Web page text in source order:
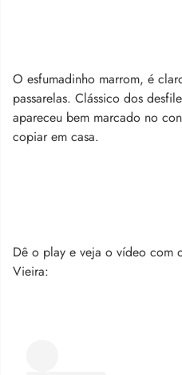
O esfumadinho marrom, é
passarelas. Clássico dos
apareceu bem marcado no
copiar em casa.
Dê o play e veja o vídeo com
Vieira: